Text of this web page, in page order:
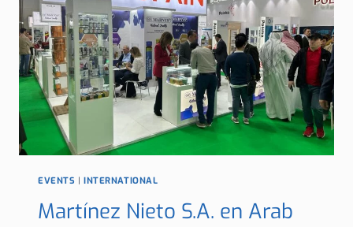
PLANETA
2023
EVENTS |INTERNATIONAL
Martínez Nieto S.A. en Arab